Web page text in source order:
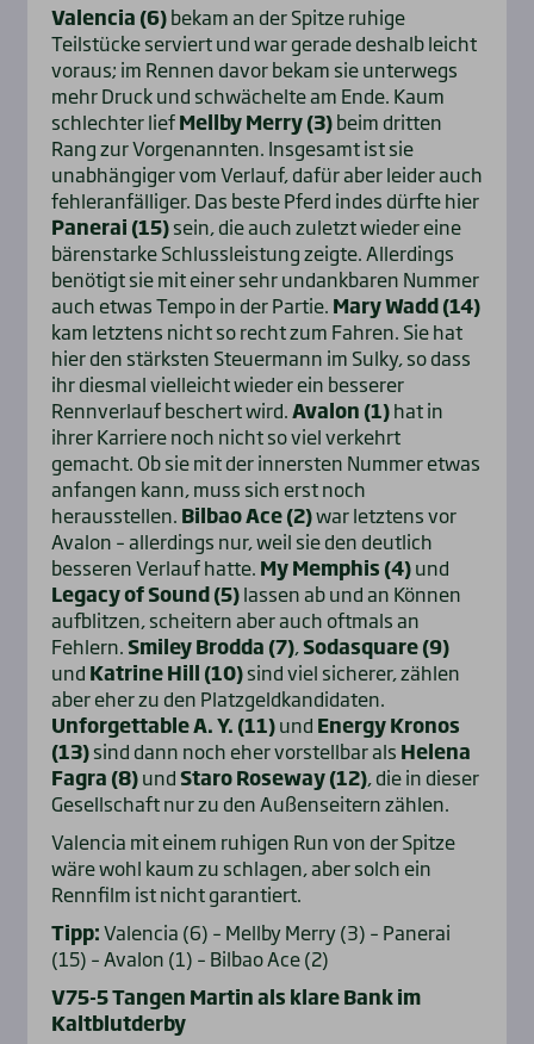
Valencia (6)bekam an der Spitze ruhige
Teilstücke serviert und war gerade deshalb leicht
voraus; im Rennen davor bekam sie unterwegs
mehr Druck und schwächelte am Ende. Kaum
schlechter liefMellby Merry (3)beim dritten
Rang zur Vorgenannten. Insgesamt ist sie
unabhängiger vom Verlauf, dafür aber leider auch
fehleranfälliger. Das beste Pferd indes dürfte hier
Panerai (15)sein, die auch zuletzt wieder eine
bärenstarke Schlussleistung zeigte. Allerdings
benötigt sie mit einer sehr undankbaren Nummer
auch etwas Tempo in der Partie. Mary Wadd (14)
kam letztens nicht so recht zum Fahren. Sie hat
hier den stärksten Steuermann im Sulky, so dass
ihr diesmal vielleicht wieder ein besserer
Rennverlauf beschert wird.Avalon (1)hat in
ihrer Karriere noch nicht so viel verkehrt
gemacht. Ob sie mit der innersten Nummer etwas
anfangen kann, muss sich erst noch
herausstellen. Bilbao Ace (2)war letztens vor
Avalon – allerdings nur, weil sie den deutlich
besseren Verlauf hatte. My Memphis (4)und
Legacy of Sound (5)lassen ab und an Können
aufblitzen, scheitern aber auch oftmals an
Fehlern.Smiley Brodda (7),Sodasquare (9)
und Katrine Hill (10)sind viel sicherer, zählen
aber eher zu den Platzgeldkandidaten.
Unforgettable A. Y. (11)und Energy Kronos
(13)sind dann noch eher vorstellbar als Helena
Fagra (8)undStaro Roseway (12), die in dieser
Gesellschaft nur zu den Außenseitern zählen.
Valencia mit einem ruhigen Run von der Spitze
wäre wohl kaum zu schlagen, aber solch ein
Rennfilm ist nicht garantiert.
Tipp:Valencia (6) – Mellby Merry (3) – Panerai
(15) – Avalon (1) – Bilbao Ace (2)
V75-5 Tangen Martin als klare Bank im
Kaltblutderby